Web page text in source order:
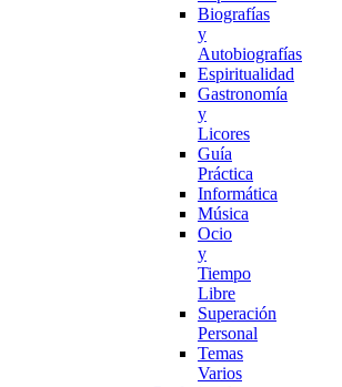
Biografías
y
Autobiografías
Espiritualidad
Gastronomía
y
Licores
Guía
Práctica
Informática
Música
Ocio
y
Tiempo
Libre
Superación
Personal
Temas
Varios